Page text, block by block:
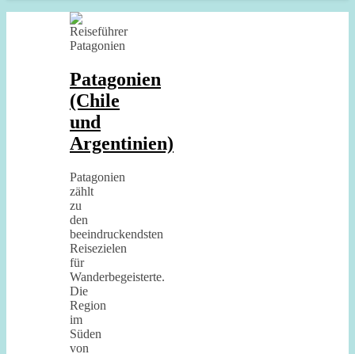
Patagonien
(Chile
und
Argentinien)
Patagonien
zählt
zu
den
beeindruckendsten
Reisezielen
für
Wanderbegeisterte.
Die
Region
im
Süden
von